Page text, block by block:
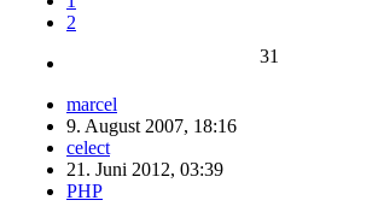
2
marcel
9. August 2007, 18:16
celect
21. Juni 2012, 03:39
PHP
31